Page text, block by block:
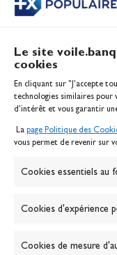
Le site
cookies
En cliquant sur "J'accepte
technologies similaires pour
d’intérêt et vous garantir
La page Politique des
vous permet de revenir sur
Cookies essentiels au
Cookies d'expérience
Cookies de mesure
Contact
Politique
Banque
Passion